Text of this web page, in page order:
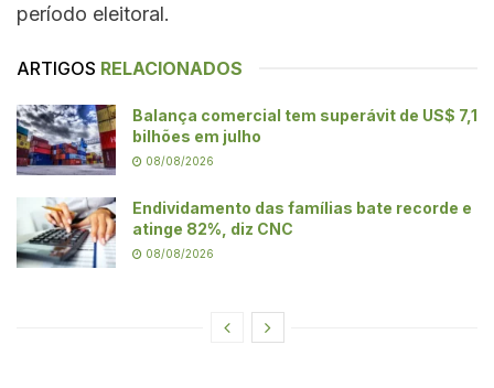
período eleitoral.
ARTIGOS RELACIONADOS
Balança comercial tem superávit de US$ 7,1
bilhões em julho
08/08/2026
Endividamento das famílias bate recorde e
atinge 82%, diz CNC
08/08/2026